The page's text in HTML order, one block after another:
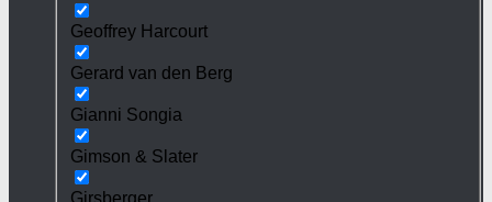
Geoffrey Harcourt
Gerard van den Berg
Gianni Songia
Gimson & Slater
Girsberger